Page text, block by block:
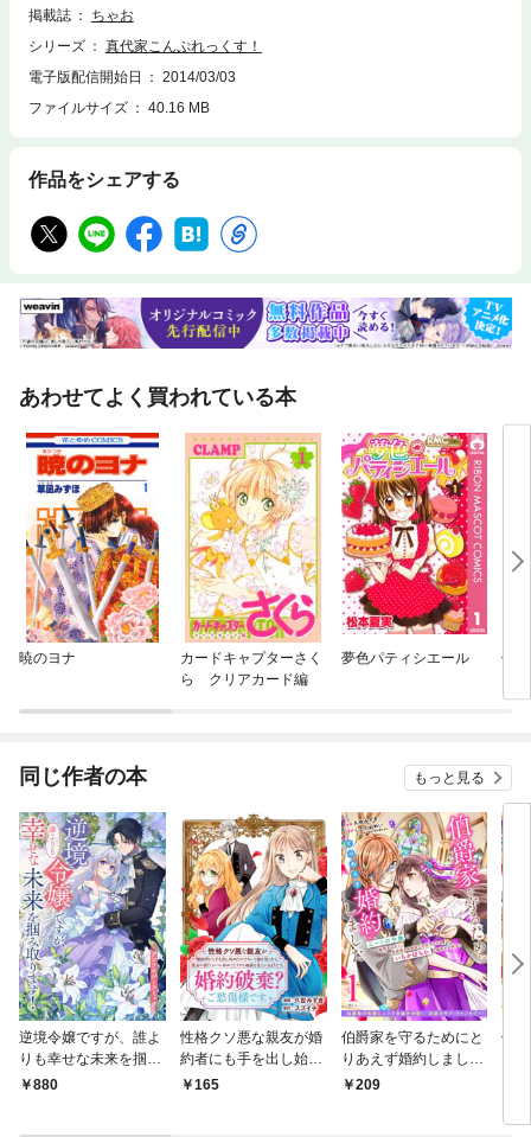
掲載誌
ちゃお
シリーズ
真代家こんぷれっくす！
電子版配信開始日
2014/03/03
ファイルサイズ
40.16 MB
作品をシェアする
あわせてよく買われている本
暁のヨナ
カードキャプターさく
ら クリアカード編
夢色パティシエール 仁
同じ作者の本 もっと見る
逆境令嬢ですが、誰よ
りも幸せな未来を掴み
取ります！ アンソロジ
880
性格クソ悪な親友が婚
約者にも手を出し始め
たのでキレて縁を切っ
165
伯爵家を守るためにと
りあえず婚約しまし
た ニートの令嬢は醜
209
伯
爵